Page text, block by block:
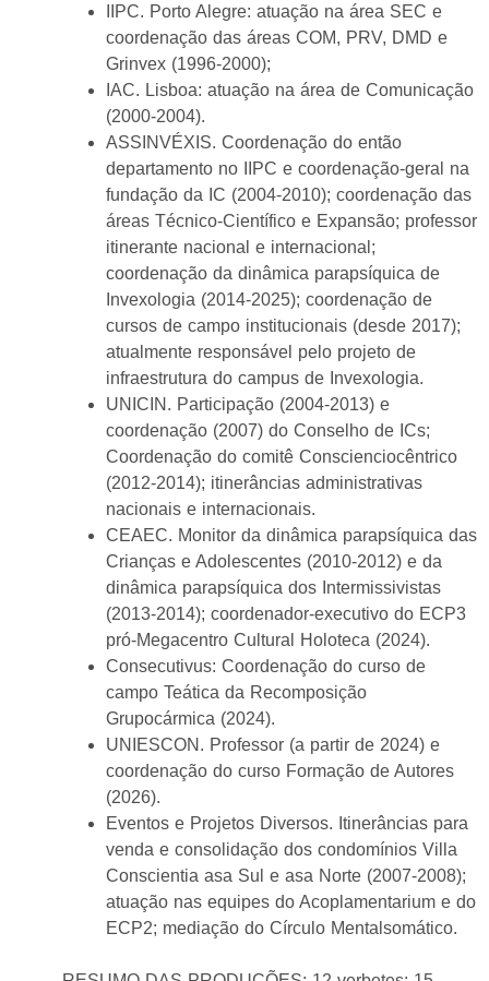
IIPC. Porto Alegre: atuação na área SEC e
coordenação das áreas COM, PRV, DMD e
Grinvex (1996-2000);
IAC. Lisboa: atuação na área de Comunicação
(2000-2004).
ASSINVÉXIS. Coordenação do então
departamento no IIPC e coordenação-geral na
fundação da IC (2004-2010); coordenação das
áreas Técnico-Científico e Expansão; professor
itinerante nacional e internacional;
coordenação da dinâmica parapsíquica de
Invexologia (2014-2025); coordenação de
cursos de campo institucionais (desde 2017);
atualmente responsável pelo projeto de
infraestrutura do campus de Invexologia.
UNICIN. Participação (2004-2013) e
coordenação (2007) do Conselho de ICs;
Coordenação do comitê Conscienciocêntrico
(2012-2014); itinerâncias administrativas
nacionais e internacionais.
CEAEC. Monitor da dinâmica parapsíquica das
Crianças e Adolescentes (2010-2012) e da
dinâmica parapsíquica dos Intermissivistas
(2013-2014); coordenador-executivo do ECP3
pró-Megacentro Cultural Holoteca (2024).
Consecutivus: Coordenação do curso de
campo Teática da Recomposição
Grupocármica (2024).
UNIESCON. Professor (a partir de 2024) e
coordenação do curso Formação de Autores
(2026).
Eventos e Projetos Diversos. Itinerâncias para
venda e consolidação dos condomínios Villa
Conscientia asa Sul e asa Norte (2007-2008);
atuação nas equipes do Acoplamentarium e do
ECP2; mediação do Círculo Mentalsomático.